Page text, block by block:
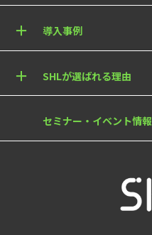
導入事例
SHLが選ばれる理由
セミナー・イベント情報